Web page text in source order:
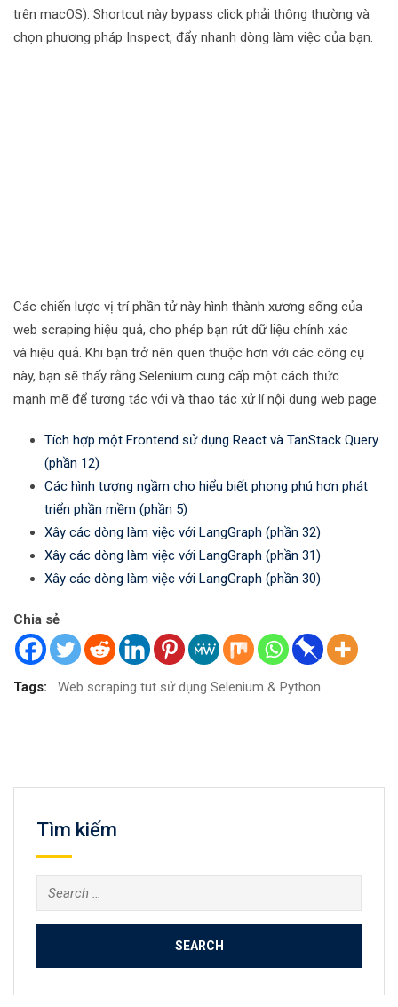
trên macOS). Shortcut này bypass click phải thông thường và
chọn phương pháp Inspect, đẩy nhanh dòng làm việc của bạn.
Các chiến lược vị trí phần tử này hình thành xương sống của
web scraping hiệu quả, cho phép bạn rút dữ liệu chính xác
và hiệu quả. Khi bạn trở nên quen thuộc hơn với các công cụ
này, bạn sẽ thấy rằng Selenium cung cấp một cách thức
mạnh mẽ để tương tác với và thao tác xử lí nội dung web page.
Tích hợp một Frontend sử dụng React và TanStack Query
(phần 12)
Các hình tượng ngầm cho hiểu biết phong phú hơn phát
triển phần mềm (phần 5)
Xây các dòng làm việc với LangGraph (phần 32)
Xây các dòng làm việc với LangGraph (phần 31)
Xây các dòng làm việc với LangGraph (phần 30)
Chia sẻ
Tags: Web scraping tut sử dụng Selenium & Python
Tìm kiếm
Search
for: